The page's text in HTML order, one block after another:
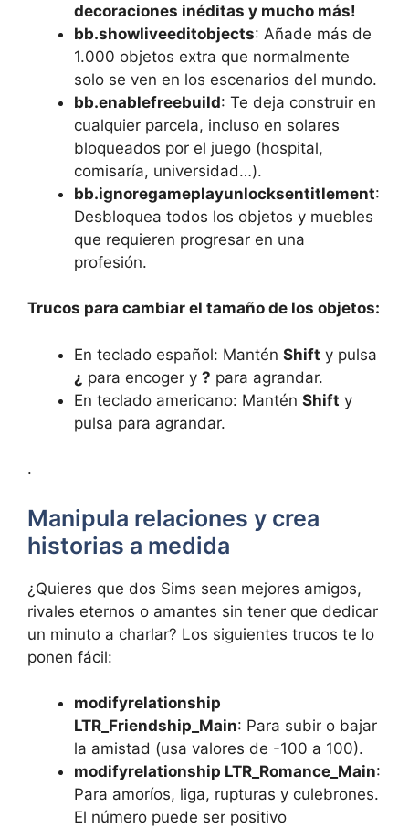
decoraciones inéditas y mucho más!
bb.showliveeditobjects: Añade más de
1.000 objetos extra que normalmente
solo se ven en los escenarios del mundo.
bb.enablefreebuild: Te deja construir en
cualquier parcela, incluso en solares
bloqueados por el juego (hospital,
comisaría, universidad…).
bb.ignoregameplayunlocksentitlement:
Desbloquea todos los objetos y muebles
que requieren progresar en una
profesión.
Trucos para cambiar el tamaño de los objetos:
En teclado español: Mantén Shift y pulsa
¿ para encoger y ? para agrandar.
En teclado americano: Mantén Shift y
pulsa para agrandar.
.
Manipula relaciones y crea
historias a medida
¿Quieres que dos Sims sean mejores amigos,
rivales eternos o amantes sin tener que dedicar
un minuto a charlar? Los siguientes trucos te lo
ponen fácil:
modifyrelationship
LTR_Friendship_Main: Para subir o bajar
la amistad (usa valores de -100 a 100).
modifyrelationship LTR_Romance_Main:
Para amoríos, liga, rupturas y culebrones.
El número puede ser positivo